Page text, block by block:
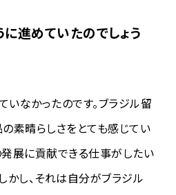
進めていたのでしょう
なかったのです。ブラジル留
素晴らしさをとても感じてい
発展に貢献できる仕事がしたい
かし、それは自分がブラジル